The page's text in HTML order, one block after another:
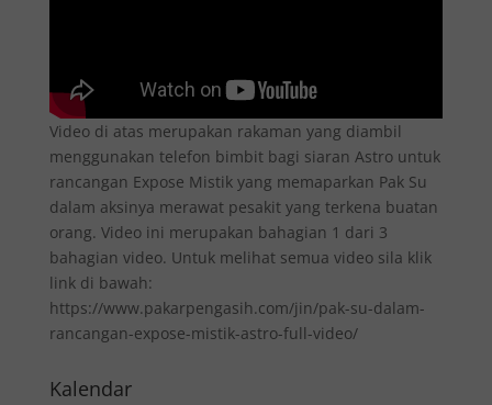
Video di atas merupakan rakaman yang diambil
menggunakan telefon bimbit bagi siaran Astro untuk
rancangan Expose Mistik yang memaparkan Pak Su
dalam aksinya merawat pesakit yang terkena buatan
orang. Video ini merupakan bahagian 1 dari 3
bahagian video. Untuk melihat semua video sila klik
link di bawah:
https://www.pakarpengasih.com/jin/pak-su-dalam-
rancangan-expose-mistik-astro-full-video/
Kalendar